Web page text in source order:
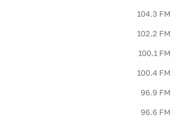
104.3 FM
102.2 FM
100.1 FM
100.4 FM
96.9 FM
96.6 FM